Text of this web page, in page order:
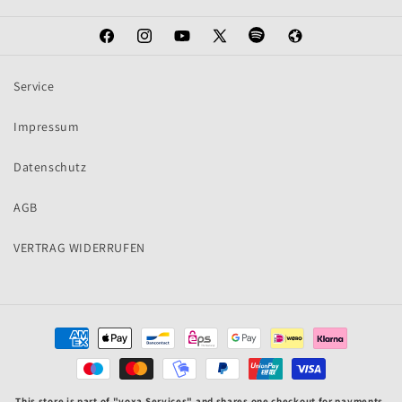
FacebookInstagramYouTube
X
Spotify Web
Service
Impressum
Datenschutz
AGB
VERTRAG WIDERRUFEN
Zahlungsmethoden